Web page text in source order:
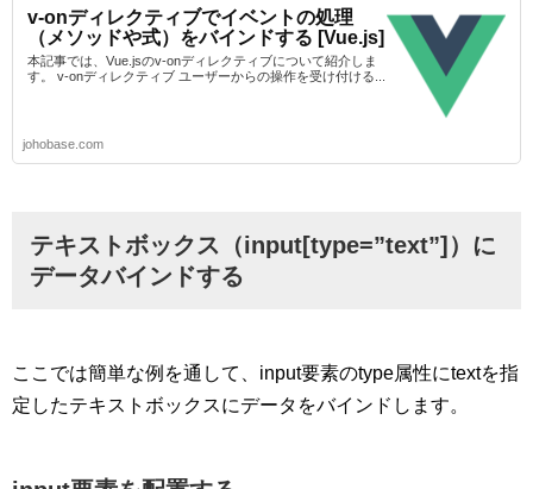
v-onディレクティブでイベントの処理
（メソッドや式）をバインドする [Vue.js]
本記事では、Vue.jsのv-onディレクティブについて紹介しま
す。 v-onディレクティブ ユーザーからの操作を受け付ける...
johobase.com
テキストボックス（input[type=”text”]）に
データバインドする
ここでは簡単な例を通して、input要素のtype属性にtextを指
定したテキストボックスにデータをバインドします。